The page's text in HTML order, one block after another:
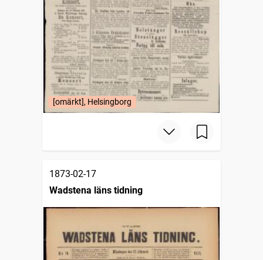
[omärkt], Helsingborg
1873-02-17
Wadstena läns tidning